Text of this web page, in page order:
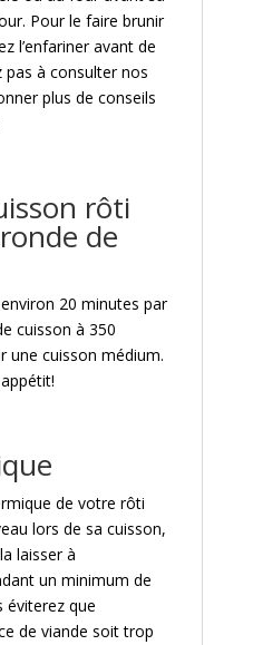
Pour le faire brunir
l’enfariner avant de
pas à consulter nos
plus de conseils
rôti
de
20 minutes par
cuisson à 350
une cuisson médium.
de votre rôti
lors de sa cuisson,
laisser à
un minimum de
éviterez que
de viande soit trop